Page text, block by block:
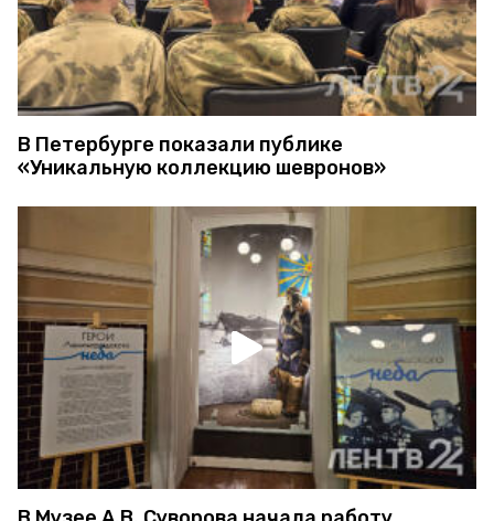
В Петербурге показали публике
«Уникальную коллекцию шевронов»